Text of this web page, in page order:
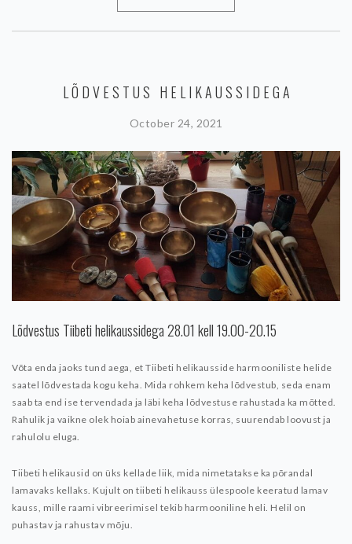
LÕDVESTUS HELIKAUSSIDEGA
October 24, 2021
Lõdvestus Tiibeti helikaussidega 28.01 kell 19.00-20.15
Võta enda jaoks tund aega, et Tiibeti helikausside harmooniliste helide
saatel lõdvestada kogu keha. Mida rohkem keha lõdvestub, seda enam
saab ta end ise tervendada ja läbi keha lõdvestuse rahustada ka mõtted.
Rahulik ja vaikne olek hoiab ainevahetuse korras, suurendab loovust ja
rahulolu eluga.
Tiibeti helikausid on üks kellade liik, mida nimetatakse ka põrandal
lamavaks kellaks. Kujult on tiibeti helikauss ülespoole keeratud lamav
kauss, mille raami vibreerimisel tekib harmooniline heli. Helil on
puhastav ja rahustav mõju.